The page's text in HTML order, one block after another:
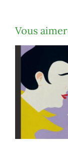
Vous